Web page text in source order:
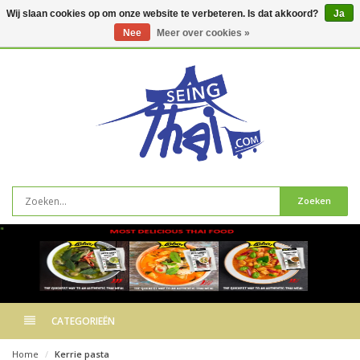
Zoeken
"
CATEGORIEËN
Home Kerrie pasta
Wij slaan cookies op om onze website te verbeteren. Is dat akkoord?
Ja
Nee
Meer over cookies »